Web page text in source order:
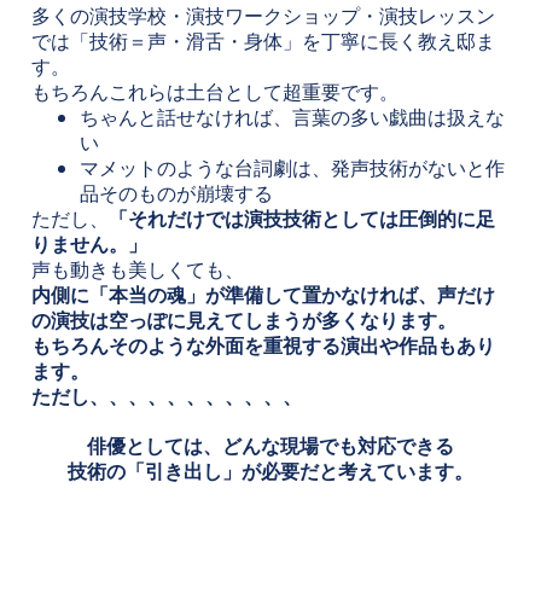
多くの演技学校・演技ワークショップ・演技レッスン
では「技術＝声・滑舌・身体」を丁寧に長く教え邸ま
す。
もちろんこれらは土台として超重要です。
ちゃんと話せなければ、言葉の多い戯曲は扱えな
い
マメットのような台詞劇は、発声技術がないと作
品そのものが崩壊する
ただし、
「それだけでは演技技術としては圧倒的に足
りません。」
声も動きも美しくても、
内側に「本当の魂」が準備して置かなければ、声だけ
の演技は空っぽに見えてしまうが多くなります。
もちろんそのような外面を重視する演出や作品もあり
ます。
ただし、、、、、、、、、、、
俳優としては、どんな現場でも対応できる
技術の「引き出し」が必要だと考えています。